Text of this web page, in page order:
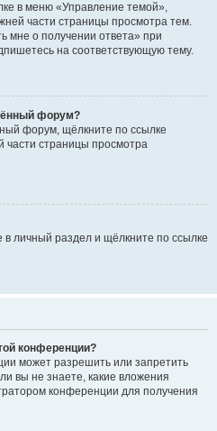
в меню «Управление темой»,
части страницы просмотра тем.
мне о получении ответа» при
на соответствующую тему.
форум?
форум, щёлкните по ссылке
части страницы просмотра
в личный раздел и щёлкните по ссылке
конференции?
может разрешить или запретить
вы не знаете, какие вложения
конференции для получения